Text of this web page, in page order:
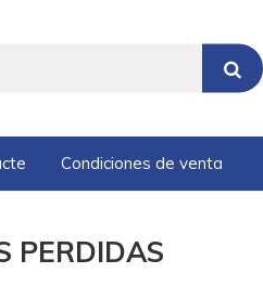
Condiciones de venta
PERDIDAS